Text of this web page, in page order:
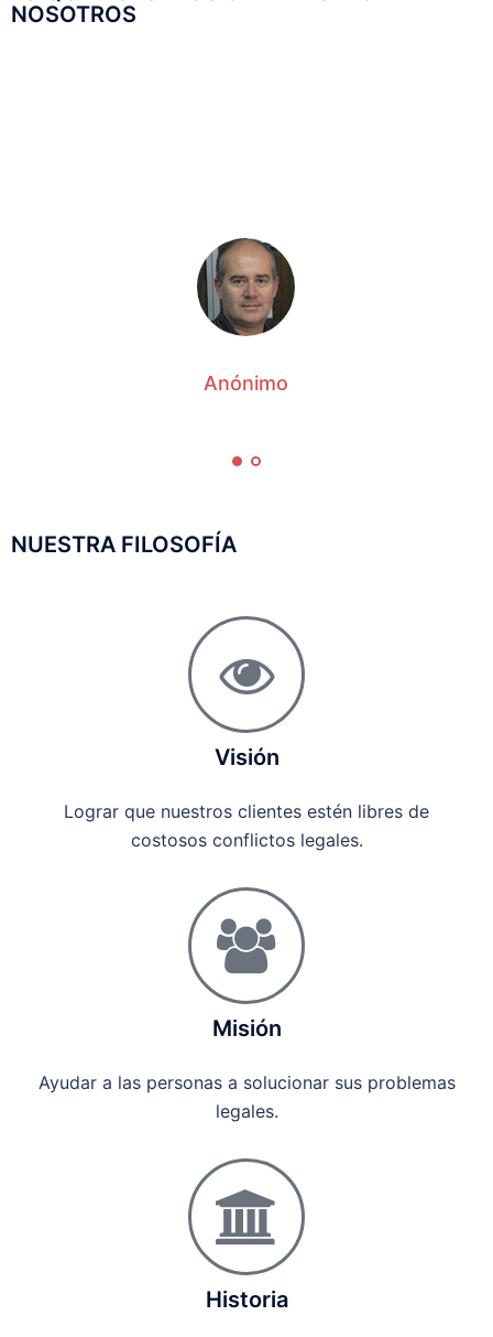
NOSOTROS
Anónimo
NUESTRA FILOSOFÍA
Visión
Lograr que nuestros clientes estén libres de
costosos conflictos legales.
Misión
Ayudar a las personas a solucionar sus problemas
legales.
Historia